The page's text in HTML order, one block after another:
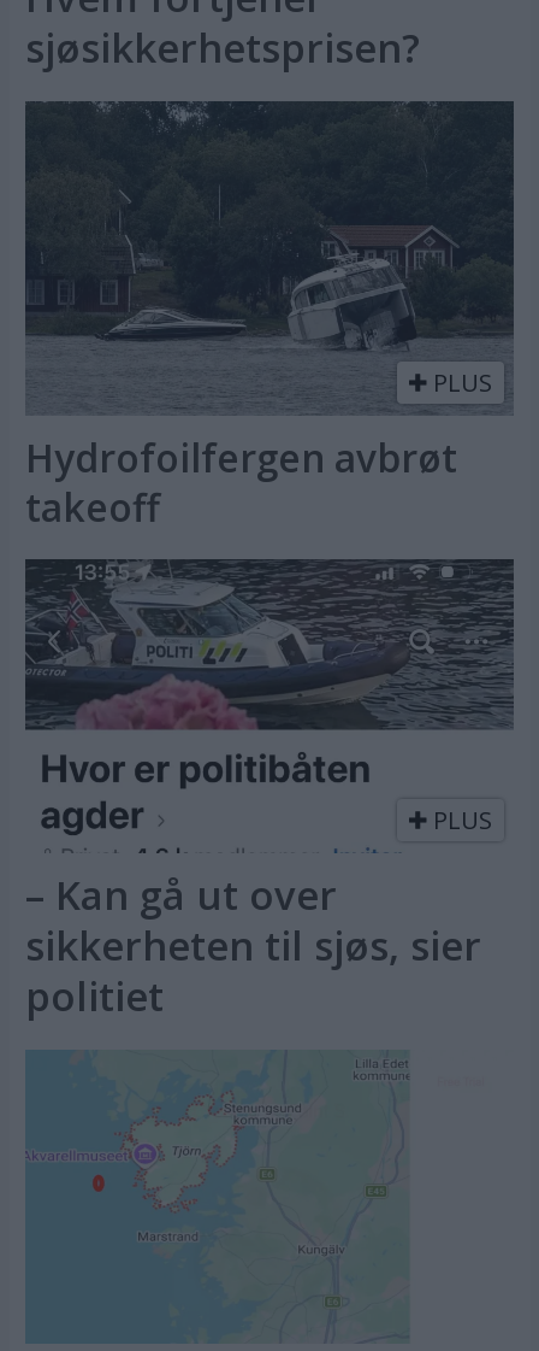
sjøsikkerhetsprisen?
PLUS
Hydrofoilfergen avbrøt
takeoff
PLUS
– Kan gå ut over
sikkerheten til sjøs, sier
politiet